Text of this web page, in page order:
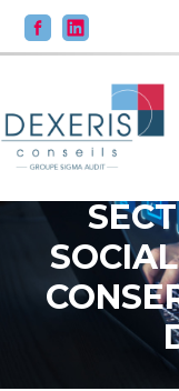
Aller
au
contenu